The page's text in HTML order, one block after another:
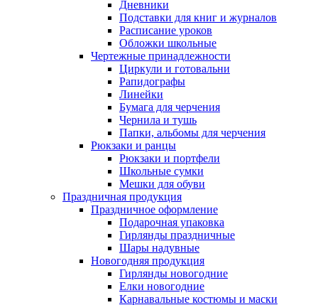
Дневники
Подставки для книг и журналов
Расписание уроков
Обложки школьные
Чертежные принадлежности
Циркули и готовальни
Рапидографы
Линейки
Бумага для черчения
Чернила и тушь
Папки, альбомы для черчения
Рюкзаки и ранцы
Рюкзаки и портфели
Школьные сумки
Мешки для обуви
Праздничная продукция
Праздничное оформление
Подарочная упаковка
Гирлянды праздничные
Шары надувные
Новогодняя продукция
Гирлянды новогодние
Елки новогодние
Карнавальные костюмы и маски